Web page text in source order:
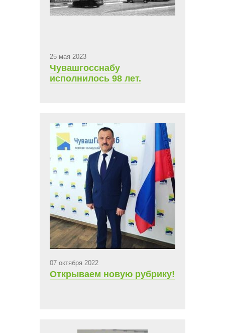
25 мая 2023
Чувашгосснабу
исполнилось 98 лет.
07 октября 2022
Открываем новую рубрику!